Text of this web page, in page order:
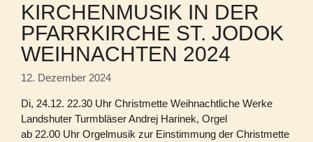
KIRCHENMUSIK IN DER
PFARRKIRCHE ST. JODOK
WEIHNACHTEN 2024
12. Dezember 2024
Di, 24.12. 22.30 Uhr Christmette Weihnachtliche Werke
Landshuter Turmbläser Andrej Harinek, Orgel
ab 22.00 Uhr Orgelmusik zur Einstimmung der Christmette